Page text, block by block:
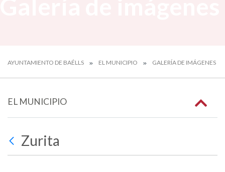
AYUNTAMIENTO DE BAÉLLS EL MUNICIPIO GALERÍA DE IMÁGENES
EL MUNICIPIO
Zurita